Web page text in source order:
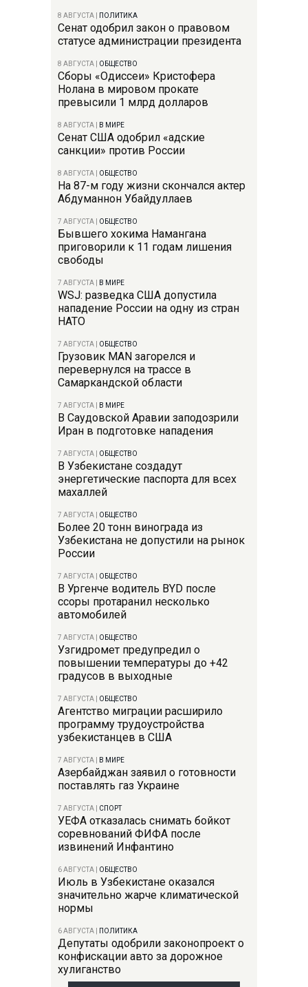
8 АВГУСТА ПОЛИТИКА
Сенат одобрил закон о правовом
статусе администрации президента
8 АВГУСТА ОБЩЕСТВО
Сборы «Одиссеи» Кристофера
Нолана в мировом прокате
превысили 1 млрд долларов
8 АВГУСТА В МИРЕ
Сенат США одобрил «адские
санкции» против России
8 АВГУСТА ОБЩЕСТВО
На 87-м году жизни скончался актер
Абдуманнон Убайдуллаев
7 АВГУСТА ОБЩЕСТВО
Бывшего хокима Намангана
приговорили к 11 годам лишения
свободы
7 АВГУСТА В МИРЕ
WSJ: разведка США допустила
нападение России на одну из стран
НАТО
7 АВГУСТА ОБЩЕСТВО
Грузовик MAN загорелся и
перевернулся на трассе в
Самаркандской области
7 АВГУСТА В МИРЕ
В Саудовской Аравии заподозрили
Иран в подготовке нападения
7 АВГУСТА ОБЩЕСТВО
В Узбекистане создадут
энергетические паспорта для всех
махаллей
7 АВГУСТА ОБЩЕСТВО
Более 20 тонн винограда из
Узбекистана не допустили на рынок
России
7 АВГУСТА ОБЩЕСТВО
В Ургенче водитель BYD после
ссоры протаранил несколько
автомобилей
7 АВГУСТА ОБЩЕСТВО
Узгидромет предупредил о
повышении температуры до +42
градусов в выходные
7 АВГУСТА ОБЩЕСТВО
Агентство миграции расширило
программу трудоустройства
узбекистанцев в США
7 АВГУСТА В МИРЕ
Азербайджан заявил о готовности
поставлять газ Украине
7 АВГУСТА СПОРТ
УЕФА отказалась снимать бойкот
соревнований ФИФА после
извинений Инфантино
6 АВГУСТА ОБЩЕСТВО
Июль в Узбекистане оказался
значительно жарче климатической
нормы
6 АВГУСТА ПОЛИТИКА
Депутаты одобрили законопроект о
конфискации авто за дорожное
хулиганство